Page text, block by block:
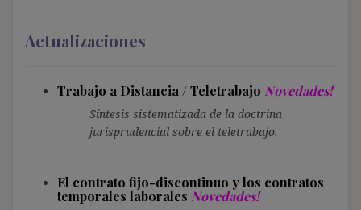
Actualizaciones
Trabajo a Distancia / Teletrabajo Novedades!
Síntesis sistematizada de la doctrina
jurisprudencial sobre el teletrabajo.
El contrato fijo-discontinuo y los contratos
temporales laborales Novedades!